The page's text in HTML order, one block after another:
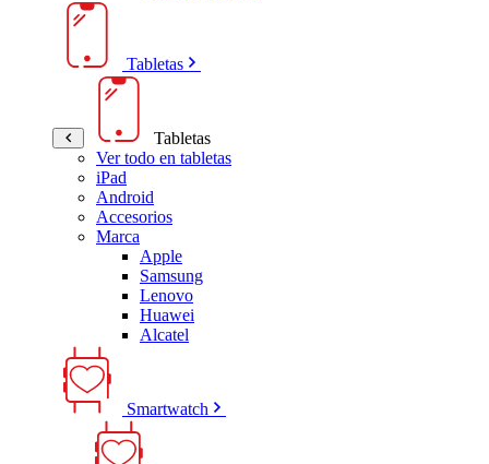
Tabletas
Tabletas
Ver todo en tabletas
iPad
Android
Accesorios
Marca
Apple
Samsung
Lenovo
Huawei
Alcatel
Smartwatch